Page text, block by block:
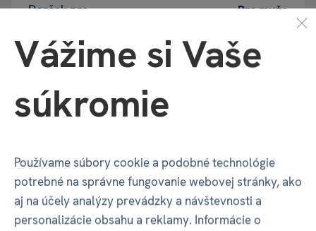
Darček pre Pre muža
Doba hrania 45-60
Jazyk hry
Počet hráčov 2
Udalosť Svadba
Vážime si Vaše
súkromie
Používame súbory cookie a podobné technológie
potrebné na správne fungovanie webovej stránky, ako
aj na účely analýzy prevádzky a návštevnosti a
personalizácie obsahu a reklamy. Informácie o